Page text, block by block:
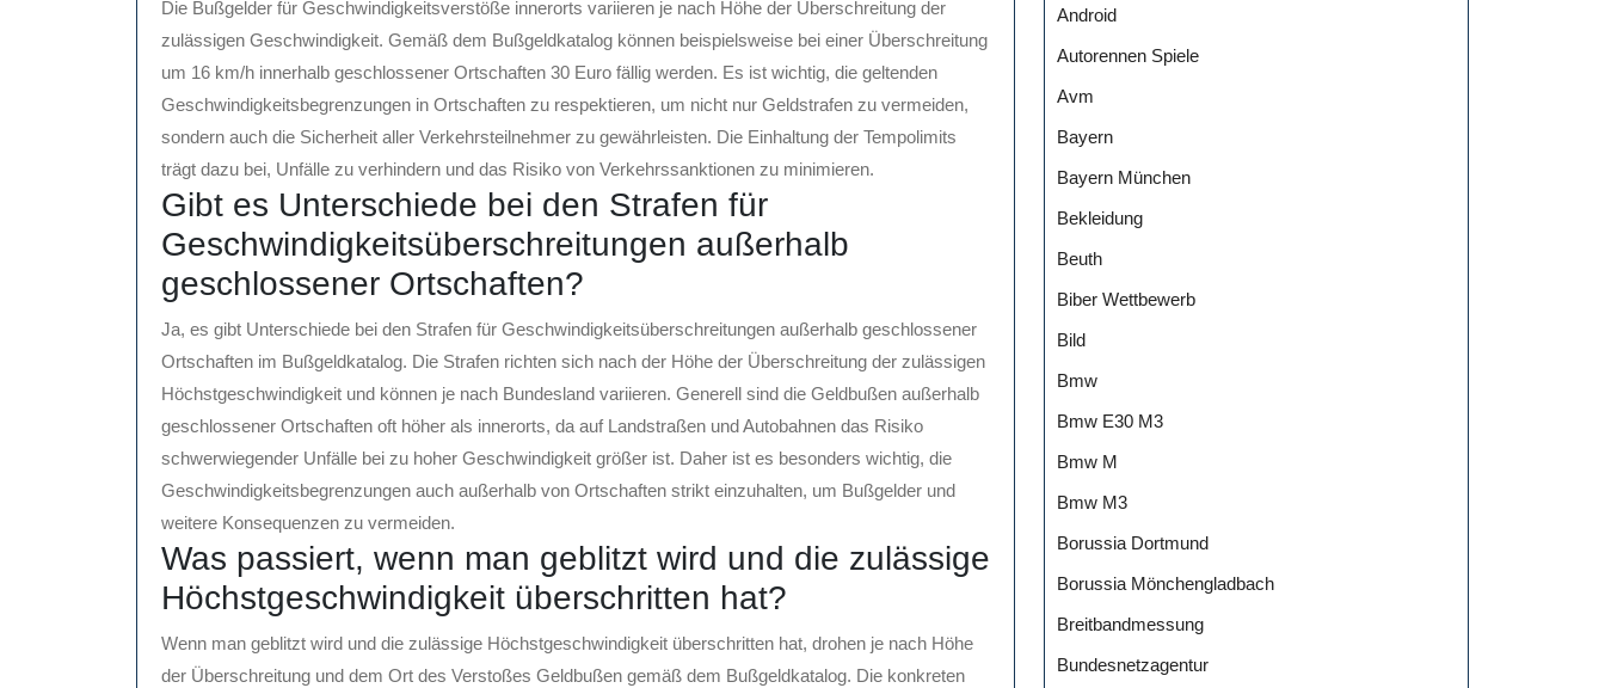
Die Bußgelder für Geschwindigkeitsverstöße innerorts variieren je nach Höhe der Überschreitung der
zulässigen Geschwindigkeit. Gemäß dem Bußgeldkatalog können beispielsweise bei einer Überschreitung
um 16 km/h innerhalb geschlossener Ortschaften 30 Euro fällig werden. Es ist wichtig, die geltenden
Geschwindigkeitsbegrenzungen in Ortschaften zu respektieren, um nicht nur Geldstrafen zu vermeiden,
sondern auch die Sicherheit aller Verkehrsteilnehmer zu gewährleisten. Die Einhaltung der Tempolimits
trägt dazu bei, Unfälle zu verhindern und das Risiko von Verkehrssanktionen zu minimieren.
Gibt es Unterschiede bei den Strafen für
Geschwindigkeitsüberschreitungen außerhalb
geschlossener Ortschaften?
Ja, es gibt Unterschiede bei den Strafen für Geschwindigkeitsüberschreitungen außerhalb geschlossener
Ortschaften im Bußgeldkatalog. Die Strafen richten sich nach der Höhe der Überschreitung der zulässigen
Höchstgeschwindigkeit und können je nach Bundesland variieren. Generell sind die Geldbußen außerhalb
geschlossener Ortschaften oft höher als innerorts, da auf Landstraßen und Autobahnen das Risiko
schwerwiegender Unfälle bei zu hoher Geschwindigkeit größer ist. Daher ist es besonders wichtig, die
Geschwindigkeitsbegrenzungen auch außerhalb von Ortschaften strikt einzuhalten, um Bußgelder und
weitere Konsequenzen zu vermeiden.
Was passiert, wenn man geblitzt wird und die zulässige
Höchstgeschwindigkeit überschritten hat?
Wenn man geblitzt wird und die zulässige Höchstgeschwindigkeit überschritten hat, drohen je nach Höhe
der Überschreitung und dem Ort des Verstoßes Geldbußen gemäß dem Bußgeldkatalog. Die konkreten
Android
Autorennen Spiele
Avm
Bayern
Bayern München
Bekleidung
Beuth
Biber Wettbewerb
Bild
Bmw
Bmw E30 M3
Bmw M
Bmw M3
Borussia Dortmund
Borussia Mönchengladbach
Breitbandmessung
Bundesnetzagentur